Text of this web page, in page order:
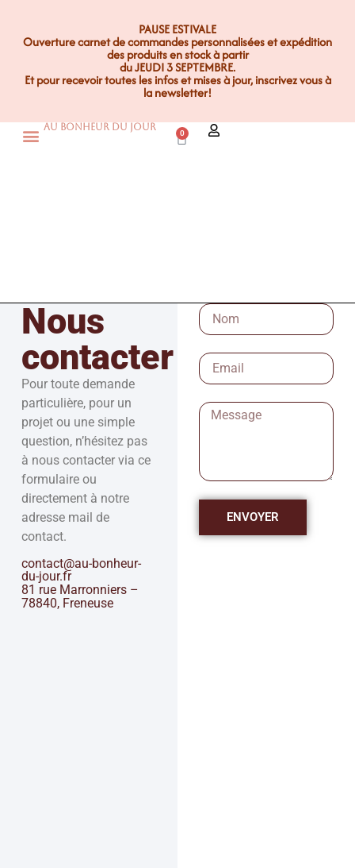
PAUSE ESTIVALE
Ouverture carnet de commandes personnalisées et expédition
des produits en stock à partir
du JEUDI 3 SEPTEMBRE.
Et pour recevoir toutes les infos et mises à jour, inscrivez vous à
la newsletter!
Au Bonheur Du Jour
0
Nous
contacter
Pour toute demande
particulière, pour un
projet ou une simple
question, n’hésitez pas
à nous contacter via ce
formulaire ou
directement à notre
adresse mail de
contact.
contact@au-bonheur-
du-jour.fr
81 rue Marronniers –
78840, Freneuse
ENVOYER